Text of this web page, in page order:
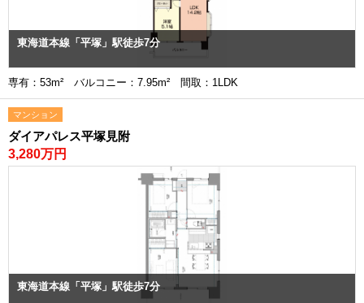
東海道本線「平塚」駅徒歩7分
専有：53m² バルコニー：7.95m² 間取：1LDK
マンション
ダイアパレス平塚見附
3,280万円
東海道本線「平塚」駅徒歩7分